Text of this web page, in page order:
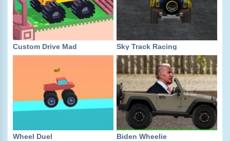
Custom Drive Mad Sky Track Racing
Wheel Duel Biden Wheelie